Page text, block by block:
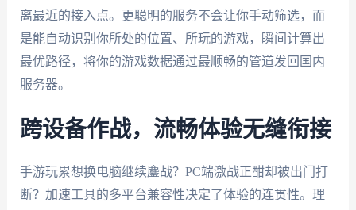
离最近的接入点。更聪明的服务不会让你手动筛选，而
是能自动识别你所处的位置、所玩的游戏，瞬间计算出
最优路径，将你的游戏数据通过最顺畅的管道发回国内
服务器。
跨设备作战，流畅体验无缝衔接
手游玩累想换电脑继续鏖战？PC端激战正酣却被出门打
断？加速工具的多平台兼容性决定了体验的连贯性。理